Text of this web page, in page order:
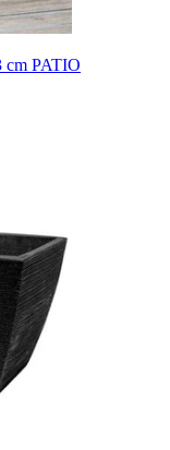
cm PATIO